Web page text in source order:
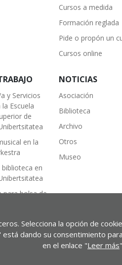
Cursos a medida
Formación reglada
Pide o propón un
Cursos online
y Servicios
Escuela
de
en la
en
para bolsa de
de
Musical
NOTICIAS
Asociación
Biblioteca
Archivo
Otros
Museo
Selecciona la opción de
está dando su consentimiento
en el enlace "Leer más